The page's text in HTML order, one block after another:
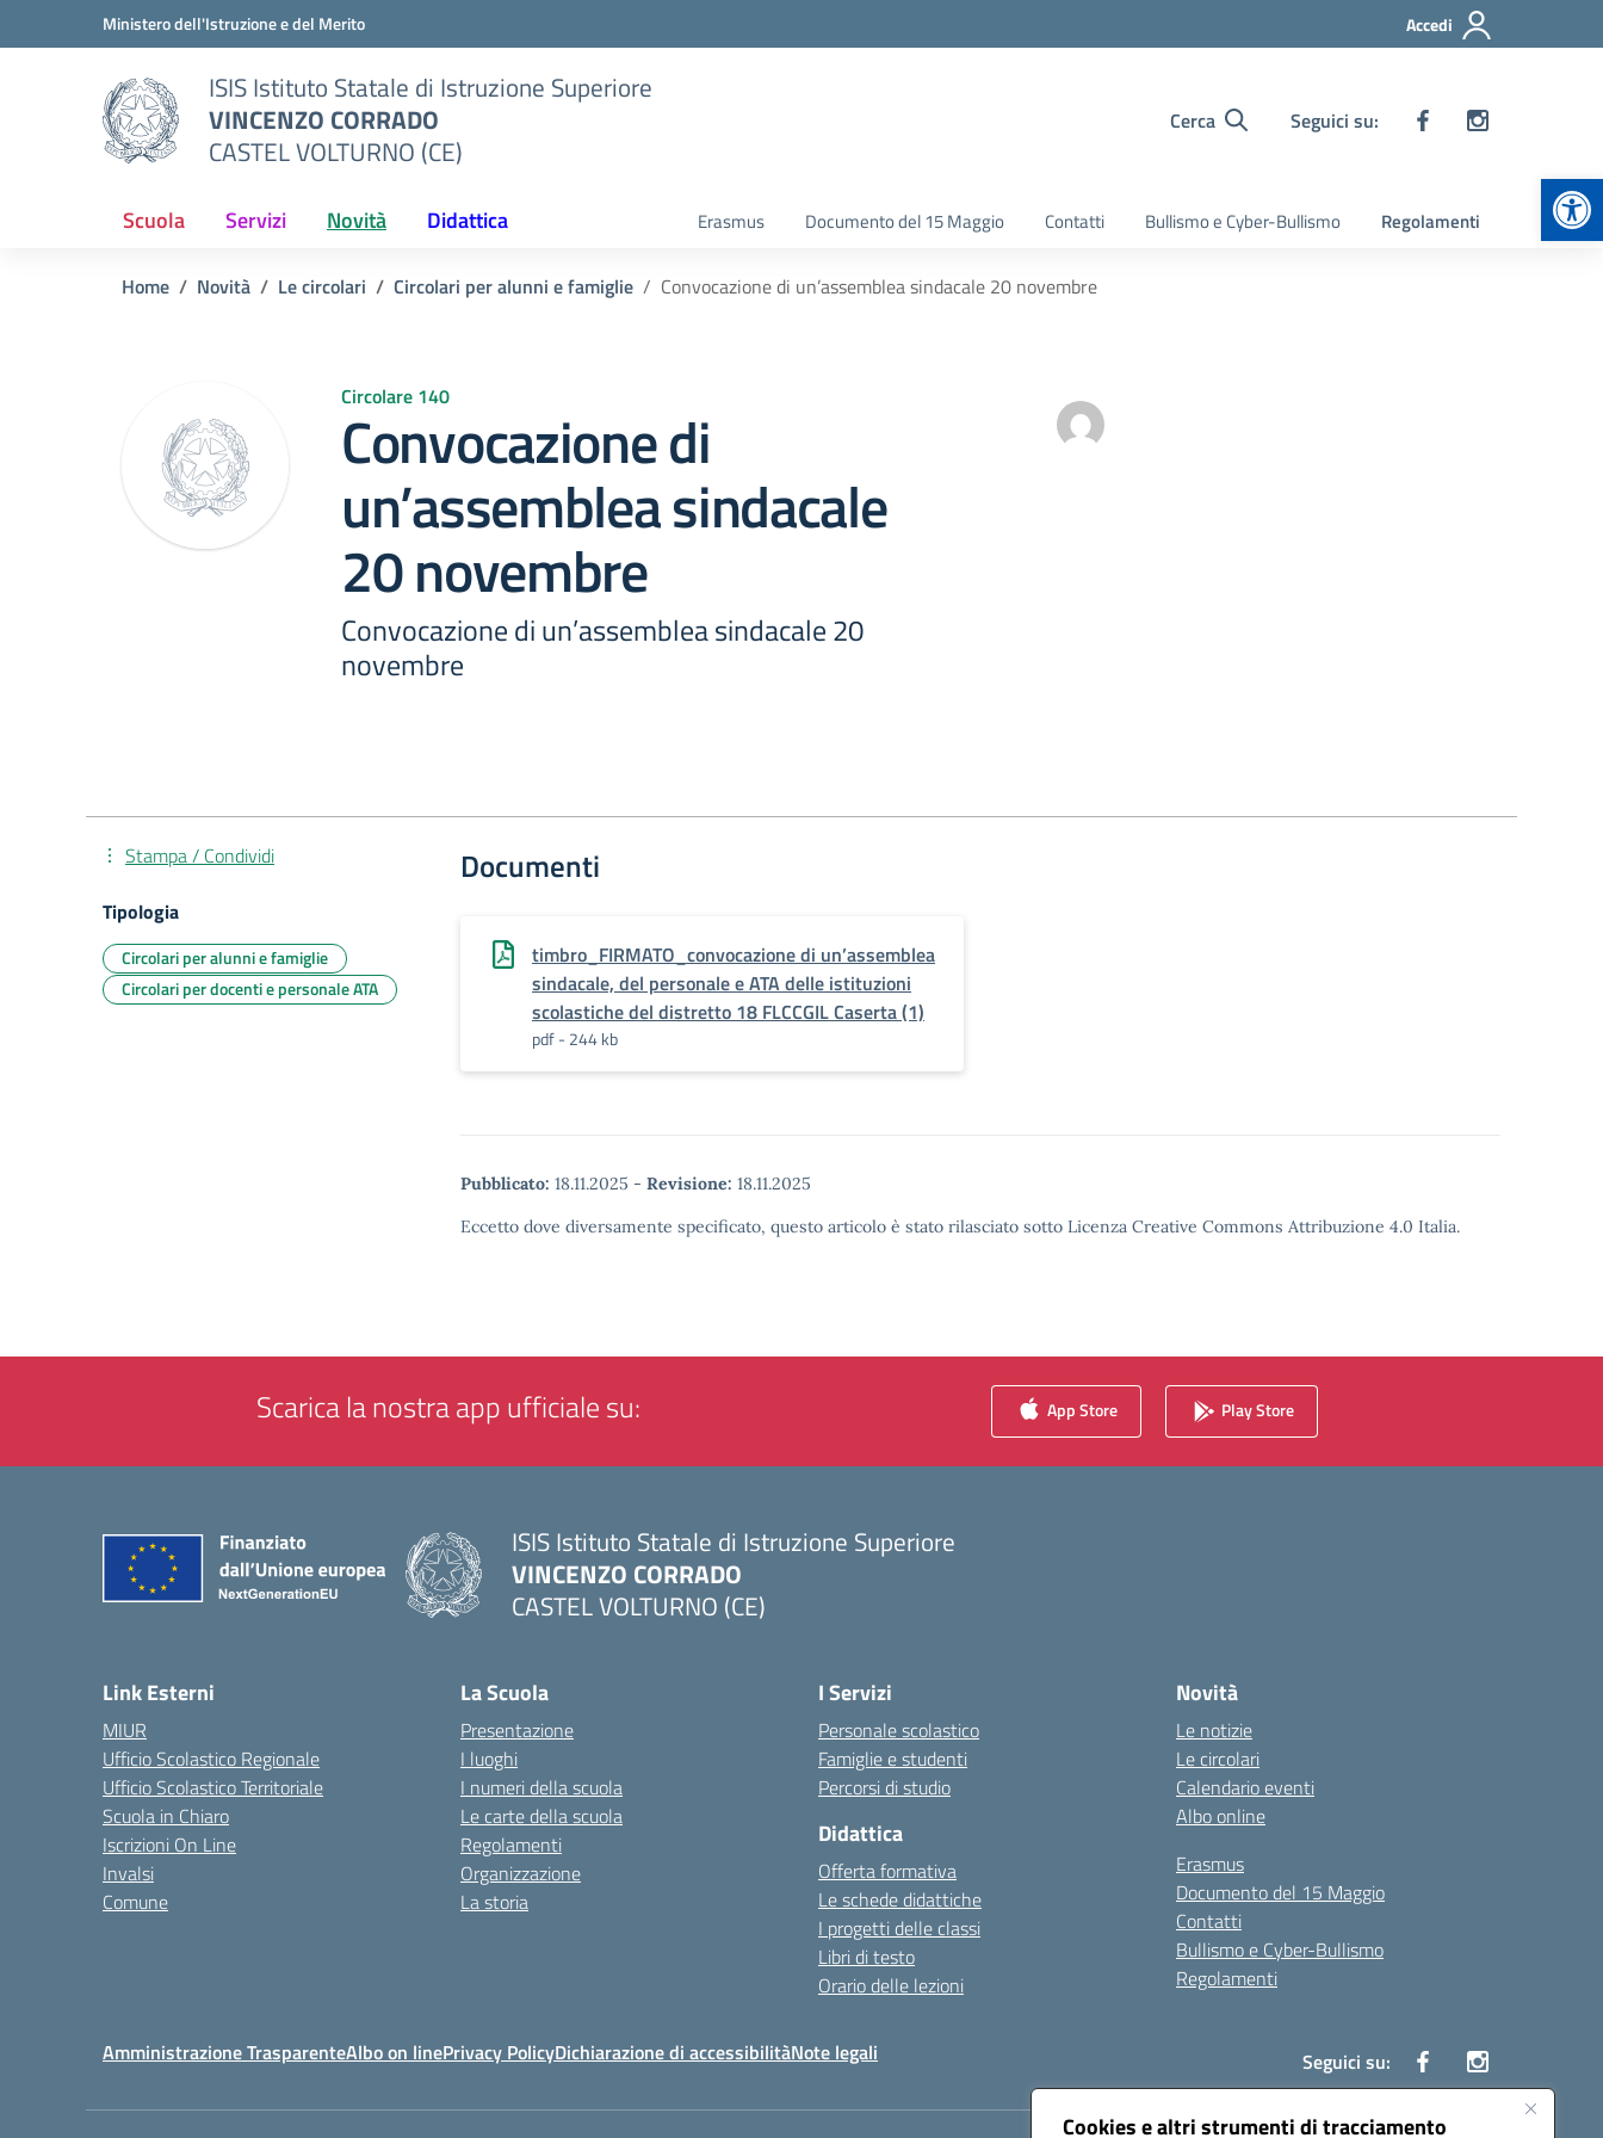
Cookies e altri strumenti di tracciamento
Vai ai contenuti
Vai al menu di navigazioneMinistero dell'Istruzione e del Merito Accedi
ISIS Istituto Statale di Istruzione Superiore
VINCENZO CORRADO
CASTEL VOLTURNO (CE)
Cerca Seguici su:
Scuola Servizi Novità Didattica Erasmus Documento del 15 Maggio Contatti Bullismo e Cyber-Bullismo Regolamenti
Home Novità Le circolari Circolari per alunni e famiglie Convocazione di un’assemblea sindacale 20 novembre
Circolare 140
Convocazione di
un’assemblea sindacale
20 novembre
Convocazione di un’assemblea sindacale 20
novembre
Documenti
timbro_FIRMATO_convocazione di un’assemblea
sindacale, del personale e ATA delle istituzioni
scolastiche del distretto 18 FLCCGIL Caserta (1)
pdf - 244 kb
Pubblicato: 18.11.2025 - Revisione: 18.11.2025
Eccetto dove diversamente specificato, questo articolo è stato rilasciato sotto Licenza Creative Commons Attribuzione 4.0 Italia.
Stampa / Condividi
Tipologia
Circolari per alunni e famiglie
Circolari per docenti e personale ATA
Scarica la nostra app ufficiale su: App Store Play Store
ISIS Istituto Statale di Istruzione Superiore
VINCENZO CORRADO
CASTEL VOLTURNO (CE)
Link Esterni
MIUR
Ufficio Scolastico Regionale
Ufficio Scolastico Territoriale
Scuola in Chiaro
Iscrizioni On Line
Invalsi
Comune
La Scuola
Presentazione
I luoghi
I numeri della scuola
Le carte della scuola
Regolamenti
Organizzazione
La storia
I Servizi
Personale scolastico
Famiglie e studenti
Percorsi di studio
Didattica
Offerta formativa
Le schede didattiche
I progetti delle classi
Libri di testo
Orario delle lezioni
Novità
Le notizie
Le circolari
Calendario eventi
Albo online
Erasmus
Documento del 15 Maggio
Contatti
Bullismo e Cyber-Bullismo
Regolamenti
Amministrazione TrasparenteAlbo on linePrivacy PolicyDichiarazione di accessibilitàNote legali Seguici su: